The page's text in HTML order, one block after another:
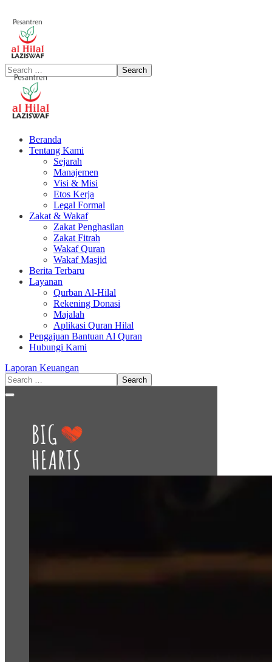
Beranda
Tentang Kami
Sejarah
Manajemen
Visi & Misi
Etos Kerja
Legal Formal
Zakat & Wakaf
Zakat Penghasilan
Zakat Fitrah
Wakaf Quran
Wakaf Masjid
Berita Terbaru
Layanan
Qurban Al-Hilal
Rekening Donasi
Majalah
Aplikasi Quran Hilal
Pengajuan Bantuan Al Quran
Hubungi Kami
Laporan Keuangan